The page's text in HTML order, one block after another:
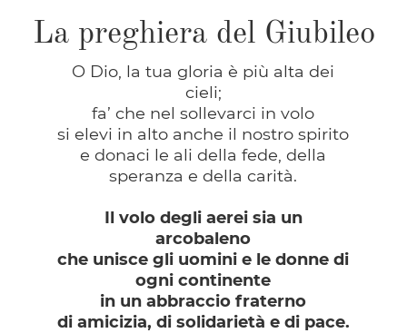
La preghiera del Giubileo
O Dio, la tua gloria è più alta dei
cieli;
fa’ che nel sollevarci in volo
si elevi in alto anche il nostro spirito
e donaci le ali della fede, della
speranza e della carità.
Il volo degli aerei sia un
arcobaleno
che unisce gli uomini e le donne di
ogni continente
in un abbraccio fraterno
di amicizia, di solidarietà e di pace.